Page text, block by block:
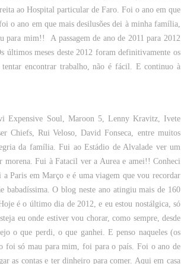
ao Hospital particular de Faro. Foi o ano em que
o ano em que mais desilusões dei à minha família,
para mim!!
A passagem de ano de 2011 para 2012
últimos meses deste 2012 foram definitivamente os
encontrar trabalho, não é fácil. E continuo à
Expensive Soul, Maroon 5, Lenny Kravitz, Ivete
Chiefs, Rui Veloso, David Fonseca, entre muitos
da família. Fui ao Estádio de Alvalade ver um
morena. Fui à Fatacil ver a Aurea e amei!! Conheci
a Paris em Março e é uma viagem que vou recordar
O blog neste ano atingiu mais de 160
é o último dia de 2012, e eu estou nostálgica, só
eu onde estiver vou chorar, como sempre, desde
o que perdi, o que ganhei. E penso naqueles (os
foi só mau para mim, foi para o país. Foi o ano de
as contas e ter dinheiro para comer. Aqui em casa